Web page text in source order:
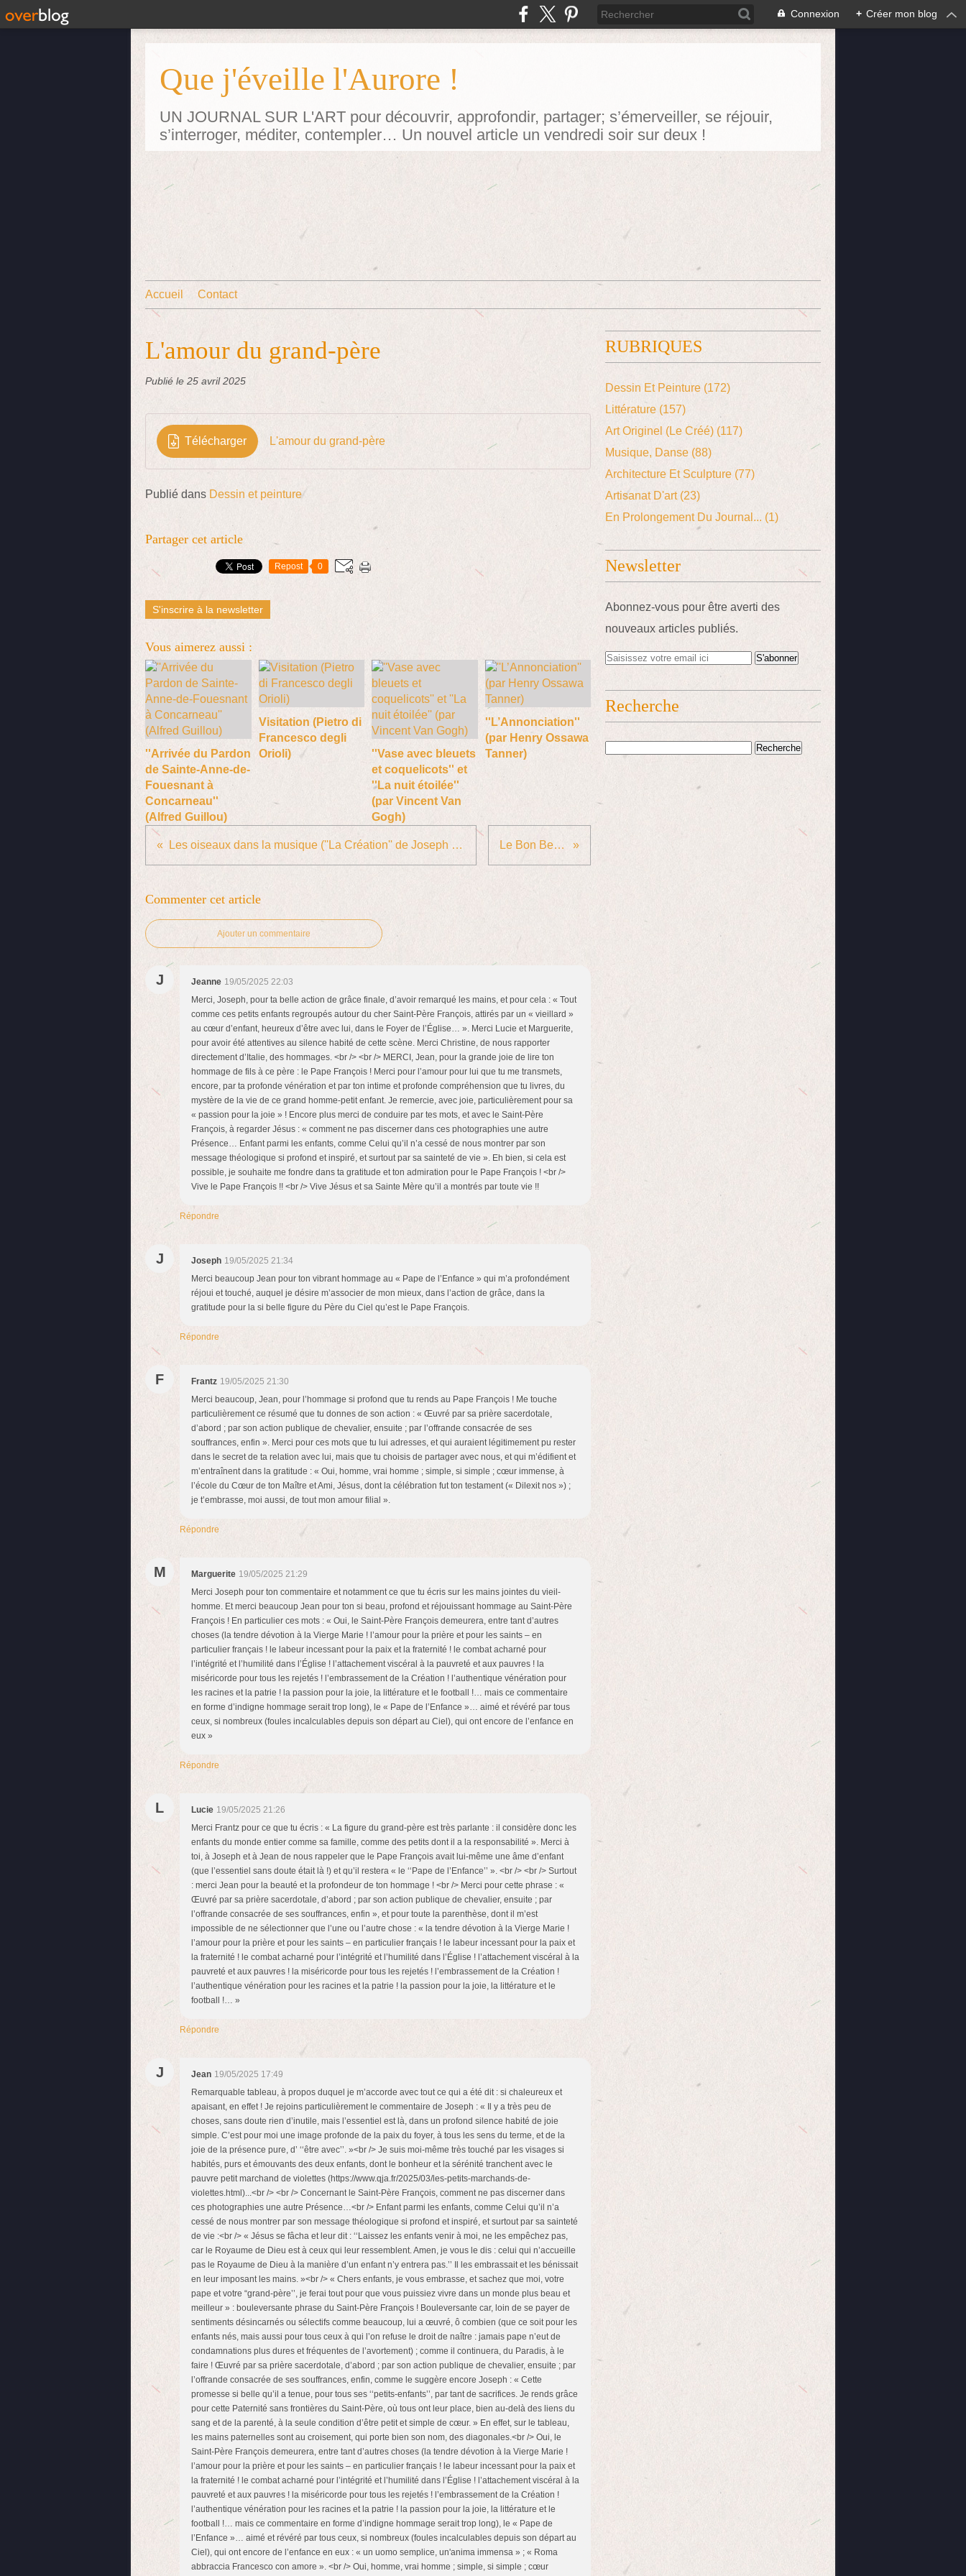
Connexion + Créer mon blog
Que j'éveille l'Aurore !
UN JOURNAL SUR L'ART pour découvrir, approfondir, partager; s’émerveiller, se réjouir,
s’interroger, méditer, contempler… Un nouvel article un vendredi soir sur deux !
Accueil Contact
L'amour du grand-père
Publié le 25 avril 2025
Télécharger L'amour du grand-père
Publié dans Dessin et peinture
Partager cet article
Repost 0
S'inscrire à la newsletter
Vous aimerez aussi :
''Arrivée du Pardon
de Sainte-Anne-de-
Fouesnant à
Concarneau''
(Alfred Guillou)
Visitation (Pietro di
Francesco degli
Orioli)
''Vase avec bleuets
et coquelicots'' et
''La nuit étoilée''
(par Vincent Van
Gogh)
''L’Annonciation''
(par Henry Ossawa
Tanner)
Les oiseaux dans la musique (''La Création'' de Joseph Haydn) Le Bon Berger
Commenter cet article
Ajouter un commentaire
J Jeanne 19/05/2025 22:03
Merci, Joseph, pour ta belle action de grâce finale, d’avoir remarqué les mains, et pour cela : « Tout
comme ces petits enfants regroupés autour du cher Saint-Père François, attirés par un « vieillard »
au cœur d’enfant, heureux d’être avec lui, dans le Foyer de l’Église… ». Merci Lucie et Marguerite,
pour avoir été attentives au silence habité de cette scène. Merci Christine, de nous rapporter
directement d’Italie, des hommages. <br /> <br /> MERCI, Jean, pour la grande joie de lire ton
hommage de fils à ce père : le Pape François ! Merci pour l’amour pour lui que tu me transmets,
encore, par ta profonde vénération et par ton intime et profonde compréhension que tu livres, du
mystère de la vie de ce grand homme-petit enfant. Je remercie, avec joie, particulièrement pour sa
« passion pour la joie » ! Encore plus merci de conduire par tes mots, et avec le Saint-Père
François, à regarder Jésus : « comment ne pas discerner dans ces photographies une autre
Présence… Enfant parmi les enfants, comme Celui qu’il n’a cessé de nous montrer par son
message théologique si profond et inspiré, et surtout par sa sainteté de vie ». Eh bien, si cela est
possible, je souhaite me fondre dans ta gratitude et ton admiration pour le Pape François ! <br />
Vive le Pape François !! <br /> Vive Jésus et sa Sainte Mère qu’il a montrés par toute vie !!
Répondre
J Joseph 19/05/2025 21:34
Merci beaucoup Jean pour ton vibrant hommage au « Pape de l’Enfance » qui m’a profondément
réjoui et touché, auquel je désire m’associer de mon mieux, dans l’action de grâce, dans la
gratitude pour la si belle figure du Père du Ciel qu’est le Pape François.
Répondre
F Frantz 19/05/2025 21:30
Merci beaucoup, Jean, pour l’hommage si profond que tu rends au Pape François ! Me touche
particulièrement ce résumé que tu donnes de son action : « Œuvré par sa prière sacerdotale,
d’abord ; par son action publique de chevalier, ensuite ; par l’offrande consacrée de ses
souffrances, enfin ». Merci pour ces mots que tu lui adresses, et qui auraient légitimement pu rester
dans le secret de ta relation avec lui, mais que tu choisis de partager avec nous, et qui m’édifient et
m’entraînent dans la gratitude : « Oui, homme, vrai homme ; simple, si simple ; cœur immense, à
l’école du Cœur de ton Maître et Ami, Jésus, dont la célébration fut ton testament (« Dilexit nos ») ;
je t’embrasse, moi aussi, de tout mon amour filial ».
Répondre
M Marguerite 19/05/2025 21:29
Merci Joseph pour ton commentaire et notamment ce que tu écris sur les mains jointes du vieil-
homme. Et merci beaucoup Jean pour ton si beau, profond et réjouissant hommage au Saint-Père
François ! En particulier ces mots : « Oui, le Saint-Père François demeurera, entre tant d’autres
choses (la tendre dévotion à la Vierge Marie ! l’amour pour la prière et pour les saints – en
particulier français ! le labeur incessant pour la paix et la fraternité ! le combat acharné pour
l’intégrité et l’humilité dans l’Église ! l’attachement viscéral à la pauvreté et aux pauvres ! la
miséricorde pour tous les rejetés ! l’embrassement de la Création ! l’authentique vénération pour
les racines et la patrie ! la passion pour la joie, la littérature et le football !… mais ce commentaire
en forme d’indigne hommage serait trop long), le « Pape de l’Enfance »… aimé et révéré par tous
ceux, si nombreux (foules incalculables depuis son départ au Ciel), qui ont encore de l’enfance en
eux »
Répondre
L Lucie 19/05/2025 21:26
Merci Frantz pour ce que tu écris : « La figure du grand-père est très parlante : il considère donc les
enfants du monde entier comme sa famille, comme des petits dont il a la responsabilité ». Merci à
toi, à Joseph et à Jean de nous rappeler que le Pape François avait lui-même une âme d’enfant
(que l’essentiel sans doute était là !) et qu’il restera « le ‘‘Pape de l’Enfance’’ ». <br /> <br /> Surtout
: merci Jean pour la beauté et la profondeur de ton hommage ! <br /> Merci pour cette phrase : «
Œuvré par sa prière sacerdotale, d’abord ; par son action publique de chevalier, ensuite ; par
l’offrande consacrée de ses souffrances, enfin », et pour toute la parenthèse, dont il m’est
impossible de ne sélectionner que l’une ou l’autre chose : « la tendre dévotion à la Vierge Marie !
l’amour pour la prière et pour les saints – en particulier français ! le labeur incessant pour la paix et
la fraternité ! le combat acharné pour l’intégrité et l’humilité dans l’Église ! l’attachement viscéral à la
pauvreté et aux pauvres ! la miséricorde pour tous les rejetés ! l’embrassement de la Création !
l’authentique vénération pour les racines et la patrie ! la passion pour la joie, la littérature et le
football !… »
Répondre
J Jean 19/05/2025 17:49
Remarquable tableau, à propos duquel je m’accorde avec tout ce qui a été dit : si chaleureux et
apaisant, en effet ! Je rejoins particulièrement le commentaire de Joseph : « Il y a très peu de
choses, sans doute rien d’inutile, mais l’essentiel est là, dans un profond silence habité de joie
simple. C’est pour moi une image profonde de la paix du foyer, à tous les sens du terme, et de la
joie de la présence pure, d’ ‘‘être avec’’. »<br /> Je suis moi-même très touché par les visages si
habités, purs et émouvants des deux enfants, dont le bonheur et la sérénité tranchent avec le
pauvre petit marchand de violettes (https://www.qja.fr/2025/03/les-petits-marchands-de-
violettes.html)...<br /> <br /> Concernant le Saint-Père François, comment ne pas discerner dans
ces photographies une autre Présence…<br /> Enfant parmi les enfants, comme Celui qu’il n’a
cessé de nous montrer par son message théologique si profond et inspiré, et surtout par sa sainteté
de vie :<br /> « Jésus se fâcha et leur dit : ‘‘Laissez les enfants venir à moi, ne les empêchez pas,
car le Royaume de Dieu est à ceux qui leur ressemblent. Amen, je vous le dis : celui qui n’accueille
pas le Royaume de Dieu à la manière d’un enfant n’y entrera pas.’’ Il les embrassait et les bénissait
en leur imposant les mains. »<br /> « Chers enfants, je vous embrasse, et sachez que moi, votre
pape et votre “grand-père’’, je ferai tout pour que vous puissiez vivre dans un monde plus beau et
meilleur » : bouleversante phrase du Saint-Père François ! Bouleversante car, loin de se payer de
sentiments désincarnés ou sélectifs comme beaucoup, lui a œuvré, ô combien (que ce soit pour les
enfants nés, mais aussi pour tous ceux à qui l’on refuse le droit de naître : jamais pape n’eut de
condamnations plus dures et fréquentes de l’avortement) ; comme il continuera, du Paradis, à le
faire ! Œuvré par sa prière sacerdotale, d’abord ; par son action publique de chevalier, ensuite ; par
l’offrande consacrée de ses souffrances, enfin, comme le suggère encore Joseph : « Cette
promesse si belle qu’il a tenue, pour tous ses ‘‘petits-enfants’’, par tant de sacrifices. Je rends grâce
pour cette Paternité sans frontières du Saint-Père, où tous ont leur place, bien au-delà des liens du
sang et de la parenté, à la seule condition d’être petit et simple de cœur. » En effet, sur le tableau,
les mains paternelles sont au croisement, qui porte bien son nom, des diagonales.<br /> Oui, le
Saint-Père François demeurera, entre tant d’autres choses (la tendre dévotion à la Vierge Marie !
l’amour pour la prière et pour les saints – en particulier français ! le labeur incessant pour la paix et
la fraternité ! le combat acharné pour l’intégrité et l’humilité dans l’Église ! l’attachement viscéral à la
pauvreté et aux pauvres ! la miséricorde pour tous les rejetés ! l’embrassement de la Création !
l’authentique vénération pour les racines et la patrie ! la passion pour la joie, la littérature et le
football !… mais ce commentaire en forme d’indigne hommage serait trop long), le « Pape de
l’Enfance »… aimé et révéré par tous ceux, si nombreux (foules incalculables depuis son départ au
Ciel), qui ont encore de l’enfance en eux : « un uomo semplice, un'anima immensa » ; « Roma
abbraccia Francesco con amore ». <br /> Oui, homme, vrai homme ; simple, si simple ; cœur
RUBRIQUES
Dessin Et Peinture (172)
Littérature (157)
Art Originel (le Créé) (117)
Musique, Danse (88)
Architecture Et Sculpture (77)
Artisanat D'art(23)
En Prolongement Du Journal... (1)
Newsletter
Abonnez-vous pour être averti des
nouveaux articles publiés.
Recherche